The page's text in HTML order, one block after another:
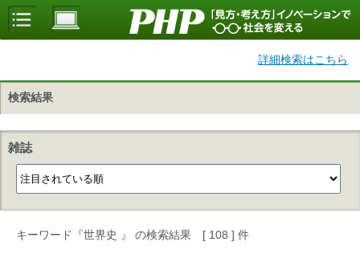
詳細検索はこちら
検索結果
雑誌
キーワード『世界史 』 の検索結果 [ 108 ] 件